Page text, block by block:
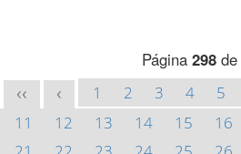
Página 298de
<< < 1 2 3 4 5
11
12 13 14 15 16